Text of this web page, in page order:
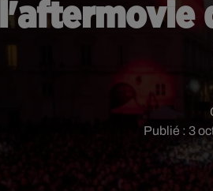
Publié : 3